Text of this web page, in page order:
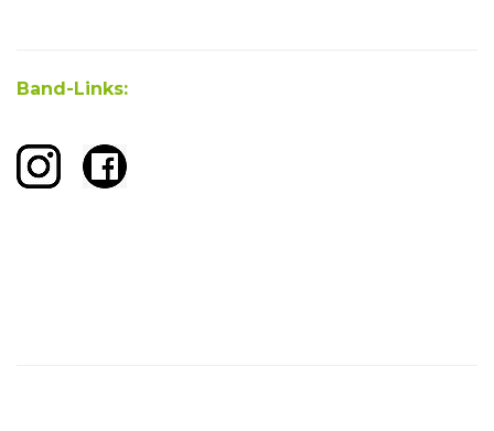
Band-Links: